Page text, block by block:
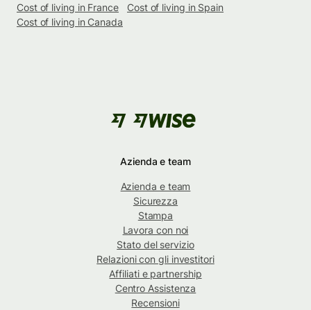
Cost of living in France
Cost of living in Spain
Cost of living in Canada
Azienda e team
Azienda e team
Sicurezza
Stampa
Lavora con noi
Stato del servizio
Relazioni con gli investitori
Affiliati e partnership
Centro Assistenza
Recensioni